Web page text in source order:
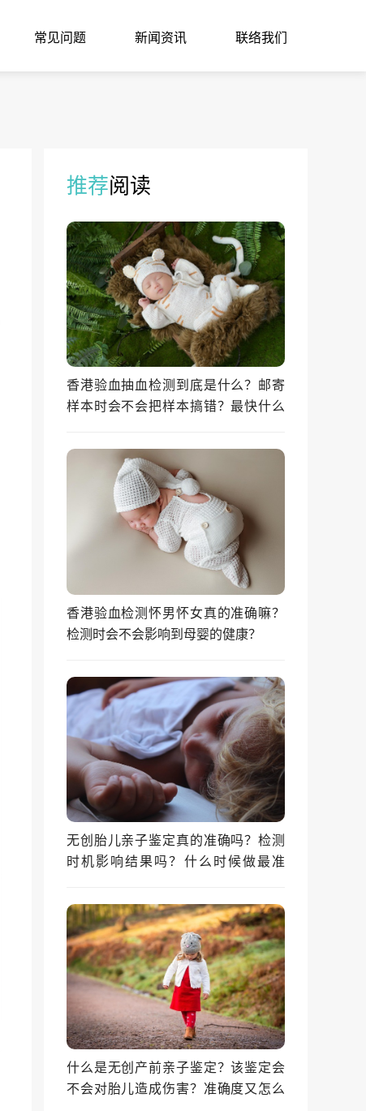
常见问题 新闻资讯 联络我们
推荐阅读
香港验血抽血检测到底是什么？邮寄
样本时会不会把样本搞错？最快什么
香港验血检测怀男怀女真的准确嘛？
检测时会不会影响到母婴的健康？
无创胎儿亲子鉴定真的准确吗？检测
时机影响结果吗？什么时候做最准
什么是无创产前亲子鉴定？该鉴定会
不会对胎儿造成伤害？准确度又怎么